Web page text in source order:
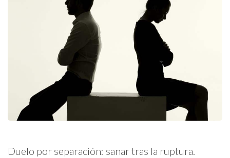
Duelo por separación: sanar tras la ruptura.